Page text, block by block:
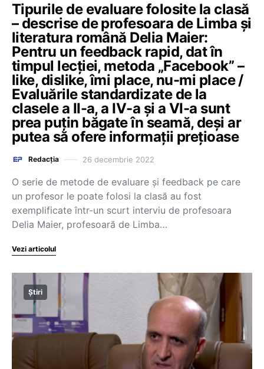
Tipurile de evaluare folosite la clasă
– descrise de profesoara de Limba și
literatura română Delia Maier:
Pentru un feedback rapid, dat în
timpul lecției, metoda „Facebook” –
like, dislike, îmi place, nu-mi place /
Evaluările standardizate de la
clasele a II-a, a IV-a și a VI-a sunt
prea puțin băgate în seamă, deși ar
putea să ofere informații prețioase
Redacția 26 decembrie 2022
O serie de metode de evaluare și feedback pe care
un profesor le poate folosi la clasă au fost
exemplificate într-un scurt interviu de profesoara
Delia Maier, profesoară de Limba…
Vezi articolul
Știri